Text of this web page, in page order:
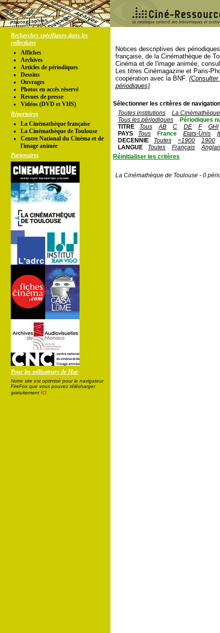
Recherches spécifiques dans les
collections
Affiches
Archives
Articles de périodiques
Dessins
Ouvrages
Photos en accés réservé
Revues de presse
Vidéos (DVD et VHS)
Répertoires
La Cinémathèque française
La Cinémathèque de Toulouse
Centre National du Cinéma et de
l'image animée
Partenaires
Pour les utilisateurs de Mac
Notre site est optimisé pour le navigateur
FireFox que vous pouvez télécharger
gratuitement ici
Notices descriptives des
française, de la Cinémathèque de
Cinéma et de l'image animée,
Les titres Cinémagazine et Paris-
coopération avec la BNF.
périodiques)
Sélectionner les critères de
Toutes institutions
La
Tous les périodiques
Périodiques
TITRE
Tous AB C DE F
GHI
PAYS
Tous France Etats-Unis
DECENNIE
Toutes <1900
1900
LANGUE
Toutes Français
Réinitialiser les critères
La Cinémathèque de Toulouse - 0